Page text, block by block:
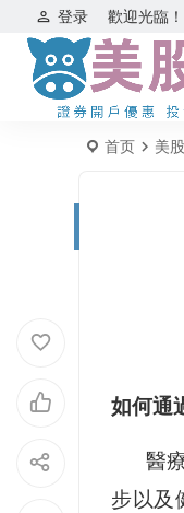
歡迎光臨！
登录
首页 美
如何通
醫
步以及